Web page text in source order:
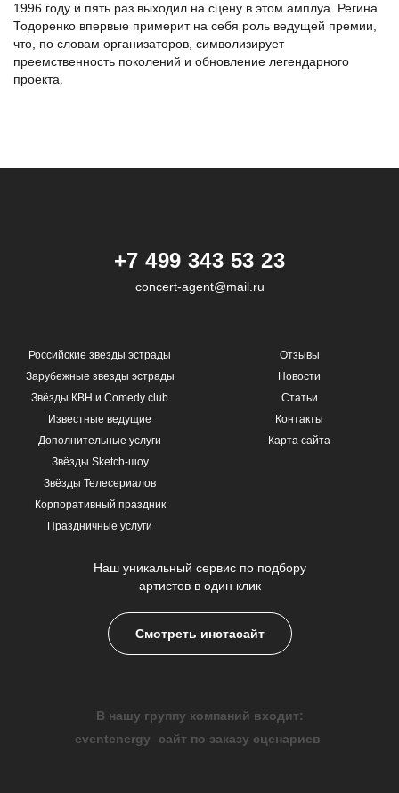
1996 году и пять раз выходил на сцену в этом амплуа. Регина
Тодоренко впервые примерит на себя роль ведущей премии,
что, по словам организаторов, символизирует
преемственность поколений и обновление легендарного
проекта.
+7 499 343 53 23
concert-agent@mail.ru
Российские звезды эстрады
Зарубежные звезды эстрады
Звёзды КВН и Comedy club
Известные ведущие
Дополнительные услуги
Звёзды Sketch-шоу
Звёзды Телесериалов
Корпоративный праздник
Праздничные услуги
Отзывы
Новости
Статьи
Контакты
Карта сайта
Наш уникальный сервис по подбору
артистов в один клик
Смотреть инстасайт
В нашу группу компаний входит:
eventenergy
сайт по заказу сценариев